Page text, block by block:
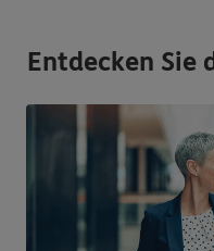
Entdecken Sie